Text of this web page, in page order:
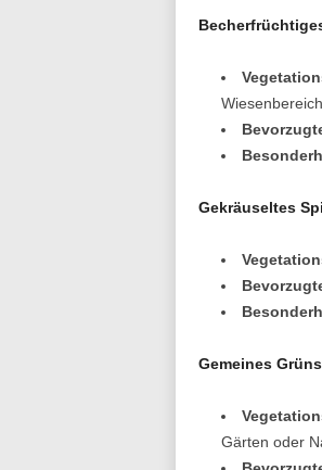
Gekräuseltes
Gemeines
Gärten oder